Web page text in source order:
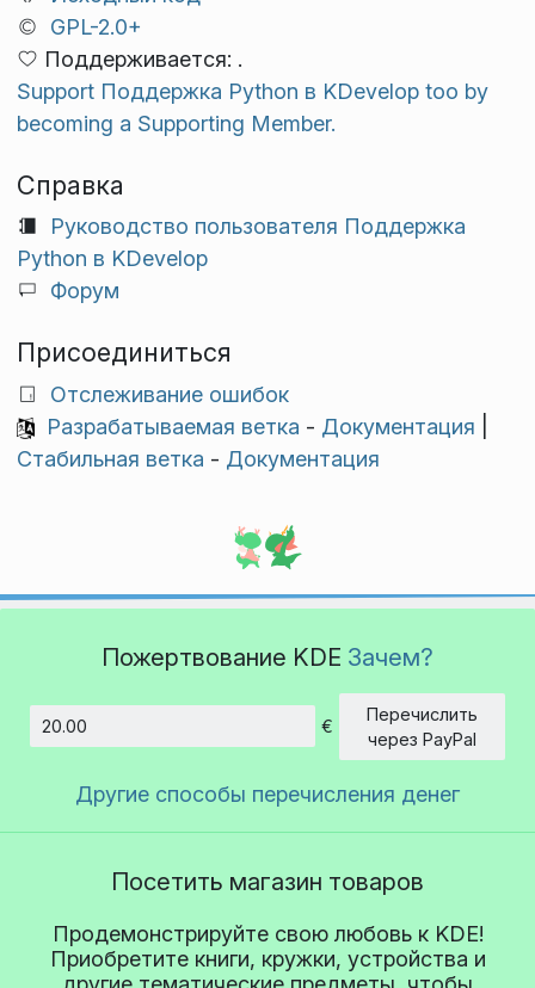
GPL-2.0+
Поддерживается: .
Support Поддержка Python в KDevelop too by
becoming a Supporting Member.
Справка
Руководство пользователя Поддержка
Python в KDevelop
Форум
Присоединиться
Отслеживание ошибок
Разрабатываемая ветка - Документация
Стабильная ветка - Документация
Пожертвование KDE Зачем?
€
Перечислить
через PayPal
Другие способы перечисления денег
Посетить магазин товаров
Продемонстрируйте свою любовь к KDE!
Приобретите книги, кружки, устройства и